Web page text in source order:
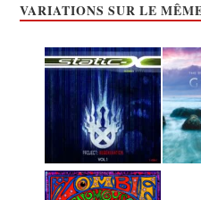
VARIATIONS SUR LE